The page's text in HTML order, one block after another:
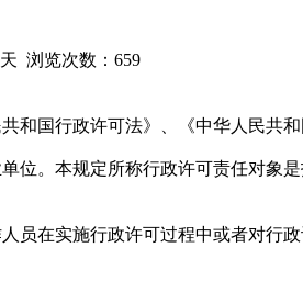
浏览次数： 659
行政许可法》、《中华人民共和
本规定所称行政许可责任对象是
实施行政许可过程中或者对行政